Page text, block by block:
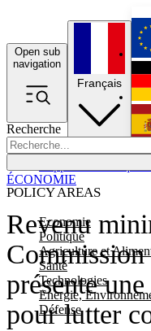
Open sub
navigation
Recherche
POLICY AREAS
Economie
Politique
Agriculture et
Santé
Technologies
Energie,
Défense
Français
Revenu
Commission
présente
pour lutter
ÉCONOMIE